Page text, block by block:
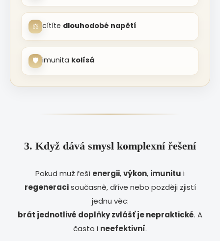
⚖️ cítíte dlouhodobé napětí
🛡️ imunita kolísá
3. Když dává smysl komplexní řešení
Pokud muž řeší energii,výkon, imunitu i
regeneracisoučasně, dříve nebo později zjistí
jednu věc:
brát jednotlivé doplňky zvlášť je nepraktické. A
často i neefektivní.